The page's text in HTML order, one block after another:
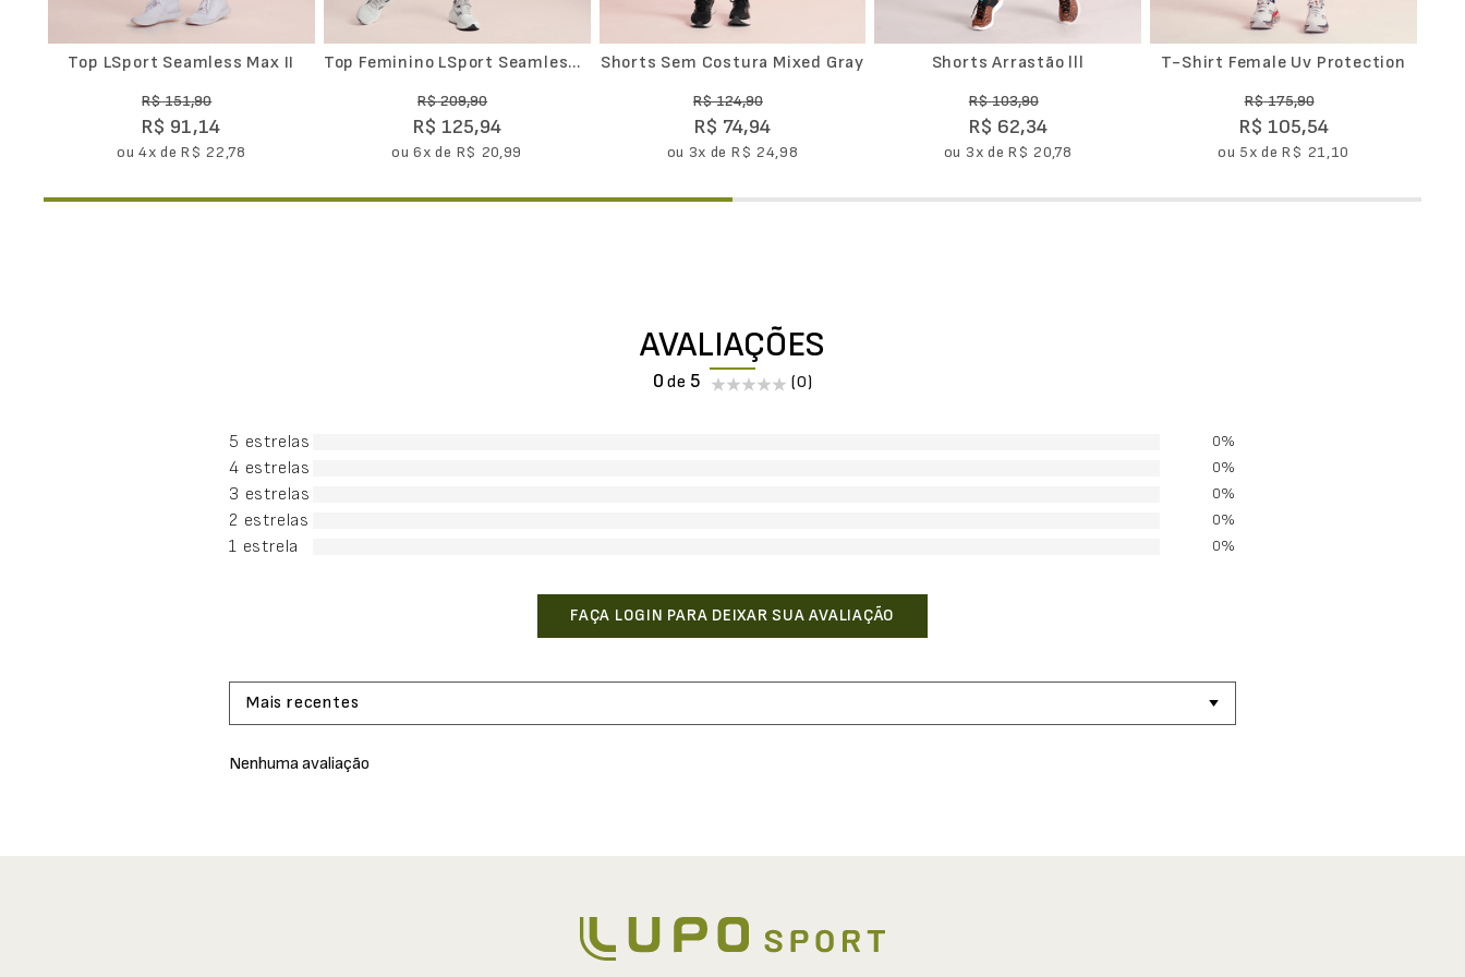
Top LSport Seamless Max II
R$151,90
R$ 91,14
ou4x deR$ 22,78
Top Feminino LSport Seamless
R$209,90
R$ 125,94
ou6x de R$ 20,99
Shorts Sem Costura Mixed Gray
R$124,90
R$ 74,94
ou 3x de R$ 24,98
Shorts Arrastão lll
R$103,90
R$ 62,34
ou 3x deR$ 20,78
T-Shirt Female Uv Protection
R$175,90
R$ 105,54
ou 5x deR$ 21,10
AVALIAÇÕES
0 (0)
5 estrelas 0%
4 estrelas 0%
3 estrelas 0%
2 estrelas 0%
1 estrela 0%
Mais recentes
Nenhuma avaliação